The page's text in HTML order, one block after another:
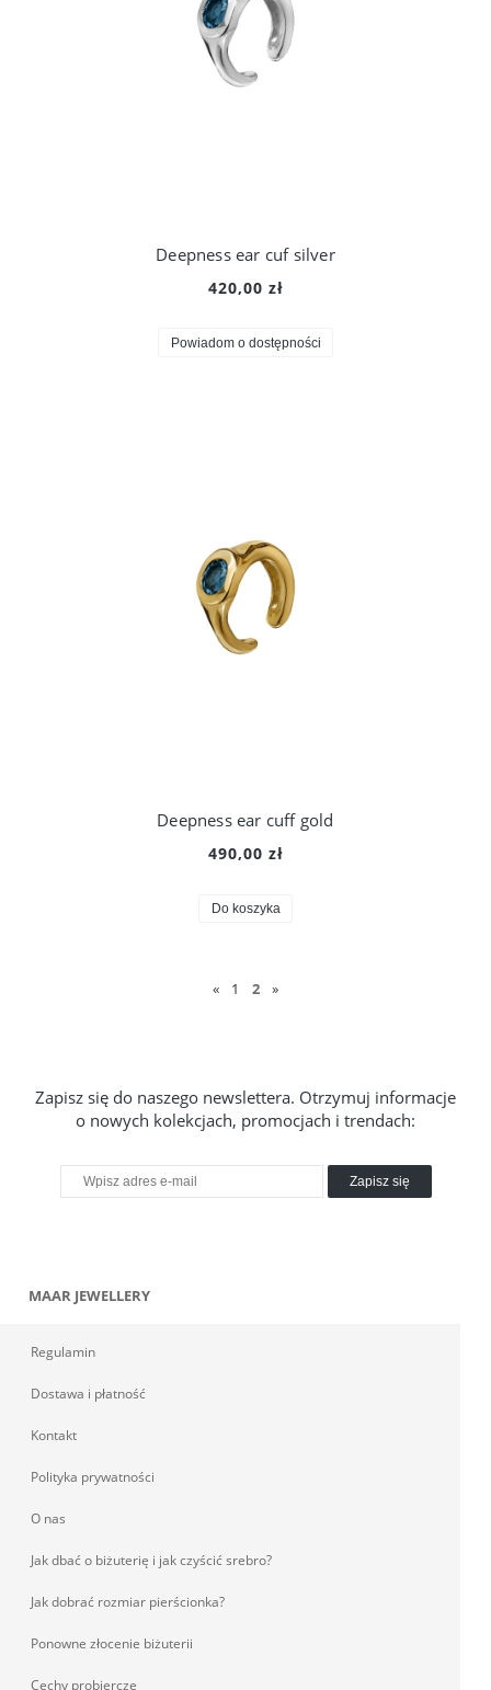
Deepness ear cuf silver
420,00 zł
Powiadom o dostępności
Deepness ear cuff gold
490,00 zł
Do koszyka
« 1 2 »
Zapisz się do naszego newslettera. Otrzymuj informacje
o nowych kolekcjach, promocjach i trendach:
Zapisz się
MAAR JEWELLERY
Regulamin
Dostawa i płatność
Kontakt
Polityka prywatności
O nas
Jak dbać o biżuterię i jak czyścić srebro?
Jak dobrać rozmiar pierścionka?
Ponowne złocenie biżuterii
Cechy probiercze